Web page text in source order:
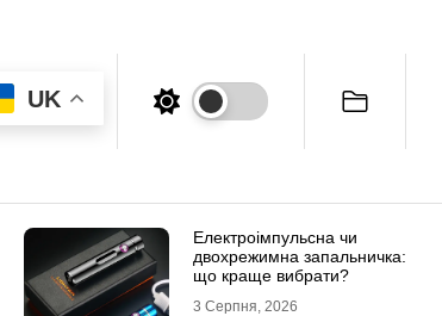
UK
Електроімпульсна чи
двохрежимна запальничка:
що краще вибрати?
3 Серпня, 2026